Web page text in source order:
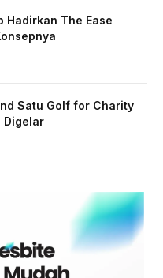
Hadirkan The Ease
Satu Golf for Charity
Digelar